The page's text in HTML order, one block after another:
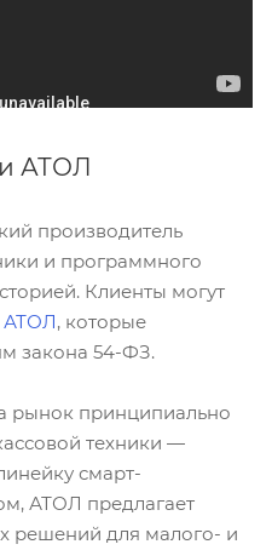
АТОЛ
производитель
и программного
Клиенты могут
АТОЛ, которые
закона 54-ФЗ.
рынок принципиально
техники —
смарт-
АТОЛ предлагает
решений для малого- и